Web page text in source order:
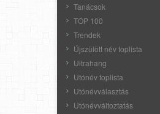
Tanácsok
TOP 100
Trendek
Újszülött név toplista
Ultrahang
Utónév toplista
Utónévválasztás
Utónévváltoztatás